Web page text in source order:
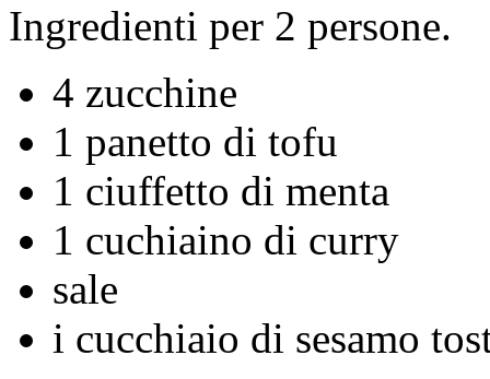
Ingredienti per 2 persone.
4 zucchine
1 panetto di tofu
1 ciuffetto di menta
1 cuchiaino di curry
sale
i cucchiaio di sesamo